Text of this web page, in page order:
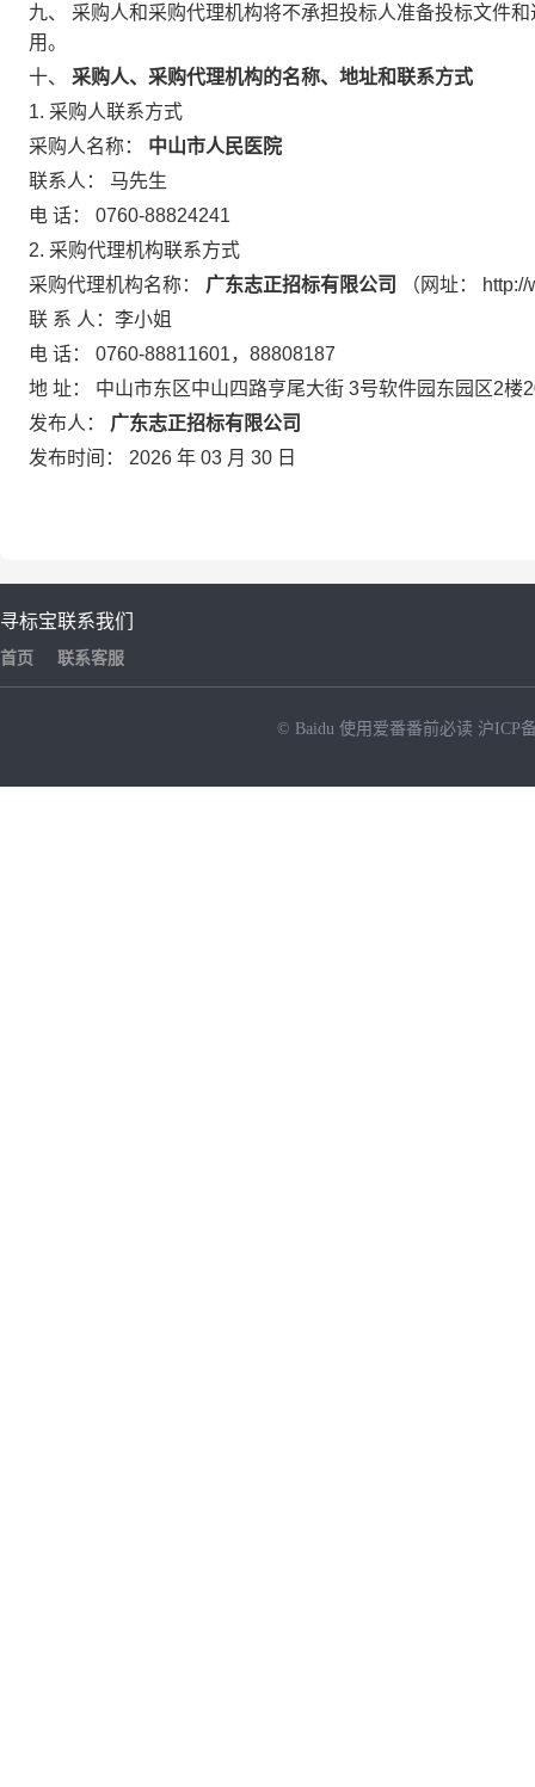
九、 采购人和采购代理机构将不承担投标人准备投标文件
用。
十、 采购人、采购代理机构的名称、地址和联系方式
1. 采购人联系方式
采购人名称： 中山市人民医院
联系人： 马先生
电 话： 0760-88824241
2. 采购代理机构联系方式
采购代理机构名称： 广东志正招标有限公司 （网址：
联 系 人：李小姐
电 话： 0760-88811601，88808187
地 址： 中山市东区中山四路亨尾大街 3号软件园东园区2楼
发布人： 广东志正招标有限公司
发布时间： 2026 年 03 月 30 日
寻标宝
首页
联系我们
联系客服
© Baidu 使用爱番番前必读 沪ICP